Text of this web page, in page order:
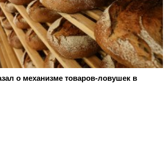
о механизме товаров-ловушек в